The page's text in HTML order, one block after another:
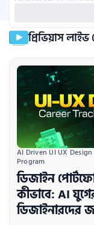
প্রিভিয়াস
AI Driven UI UX Design
Program
ডিজাইন
কীভাবে: AI
ডিজাইনারদের